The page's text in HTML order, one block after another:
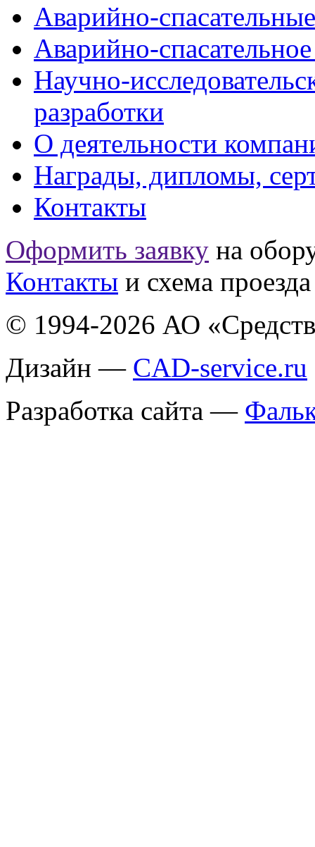
Аварийно-
Аварийно-
Научно-
разработки
О деятельности
Награды, дипломы,
Контакты
Оформить заявку на
Контакты и схема проезда
© 1994-2026 АО
Дизайн — CAD-service.ru
Разработка сайта —